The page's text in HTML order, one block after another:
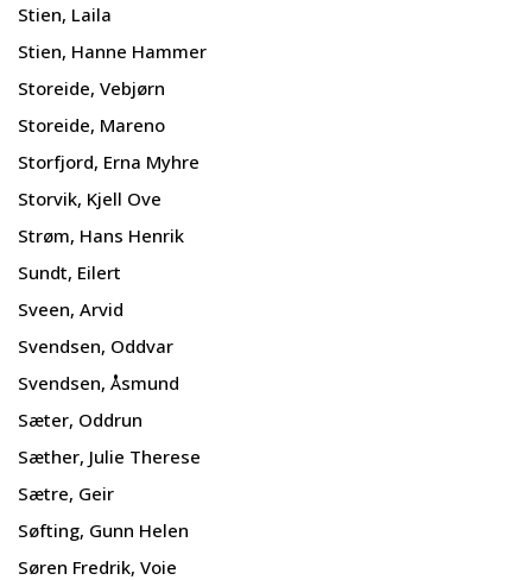
Stien, Laila
Stien, Hanne Hammer
Storeide, Vebjørn
Storeide, Mareno
Storfjord, Erna Myhre
Storvik, Kjell Ove
Strøm, Hans Henrik
Sundt, Eilert
Sveen, Arvid
Svendsen, Oddvar
Svendsen, Åsmund
Sæter, Oddrun
Sæther, Julie Therese
Sætre, Geir
Søfting, Gunn Helen
Søren Fredrik, Voie